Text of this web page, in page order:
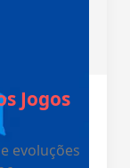
Jogos
evoluções